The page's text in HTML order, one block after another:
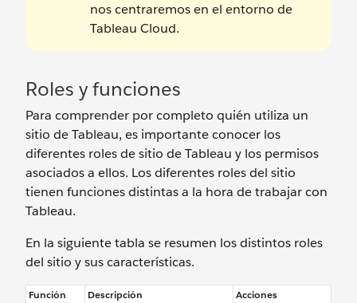
nos centraremos en el entorno de
Tableau Cloud.
Roles y funciones
Para comprender por completo quién utiliza un
sitio de Tableau, es importante conocer los
diferentes roles de sitio de Tableau y los permisos
asociados a ellos. Los diferentes roles del sitio
tienen funciones distintas a la hora de trabajar con
Tableau.
En la siguiente tabla se resumen los distintos roles
del sitio y sus características.
Función Descripción Acciones